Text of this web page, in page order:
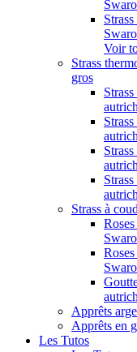
Voir
Strass
gros
Strass à
Apprêts
Apprêts en
Les Tutos